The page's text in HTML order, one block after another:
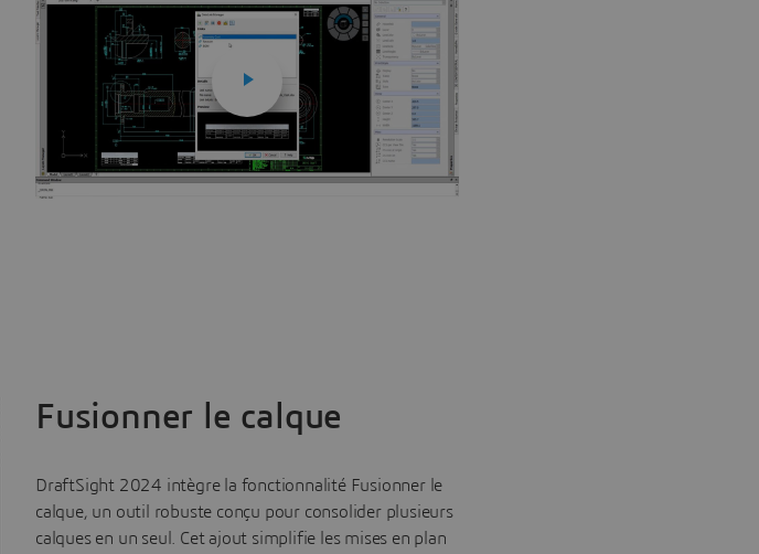
Fusionner le calque
DraftSight 2024 intègre la fonctionnalité Fusionner le
calque, un outil robuste conçu pour consolider plusieurs
calques en un seul. Cet ajout simplifie les mises en plan